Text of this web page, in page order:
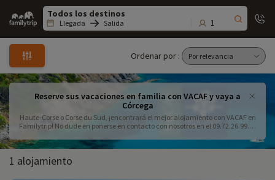
Family
trip
Llegada Salida 1
Ordenar por :
Reserve sus vacaciones en familia con VACAF y vaya a
Córcega
Haute-Corse o Corse du Sud, ¡encontrará el mejor alojamiento con VACAF en
Familytrip! No dude en ponerse en contacto con nosotros en el 09.72.26.99.33
1 alojamiento